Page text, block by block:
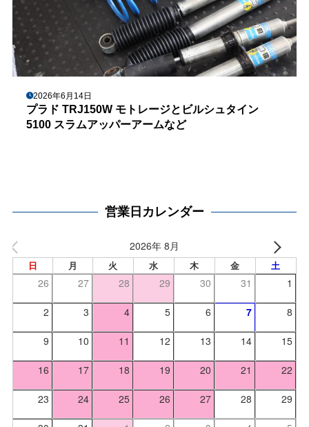
2026年6月14日
プラド TRJ150W モトレージとビルシュタイン
5100 スラムアッパーアームなど
営業日カレンダー
2026年 8月
日 月 火 水 木 金 土
26 27 28 29 30 31 1
2 3 4 5 6 7 8
9 10 11 12 13 14 15
16 17 18 19 20 21 22
23 24 25 26 27 28 29